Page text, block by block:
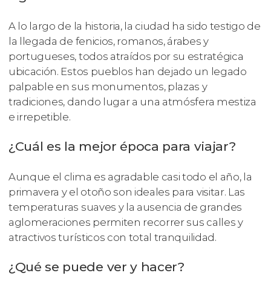
A lo largo de la historia, la ciudad ha sido testigo de
la llegada de fenicios, romanos, árabes y
portugueses, todos atraídos por su estratégica
ubicación. Estos pueblos han dejado un legado
palpable en sus monumentos, plazas y
tradiciones, dando lugar a una atmósfera mestiza
e irrepetible.
¿Cuál es la mejor época para viajar?
Aunque el clima es agradable casi todo el año, la
primavera y el otoño son ideales para visitar. Las
temperaturas suaves y la ausencia de grandes
aglomeraciones permiten recorrer sus calles y
atractivos turísticos con total tranquilidad.
¿Qué se puede ver y hacer?